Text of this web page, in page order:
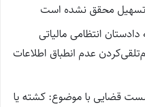
تسهیل محقق نشده است
انتظامی مالیاتی
عدم انطباق اطلاعات
قضایی با موضوع: کشته یا